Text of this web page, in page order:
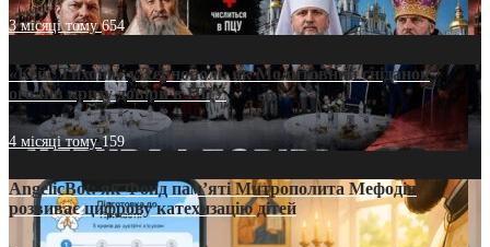
3 місяці тому654
«Кейс Тихона» у Тернополі: як Молитовний сніданок
оголив кризу довіри в ПЦУ
4 місяці тому159
AngelicBot: як Фонд пам’яті Митрополита Мефодія
розвиває цифрову катехизацію дітей